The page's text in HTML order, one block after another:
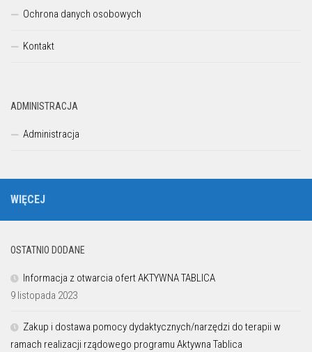
Ochrona danych osobowych
Kontakt
ADMINISTRACJA
Administracja
WIĘCEJ
OSTATNIO DODANE
Informacja z otwarcia ofert AKTYWNA TABLICA
9 listopada 2023
Zakup i dostawa pomocy dydaktycznych/narzędzi do terapii w
ramach realizacji rządowego programu Aktywna Tablica